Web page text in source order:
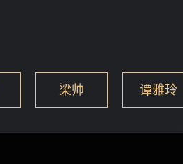
梁帅 谭雅玲